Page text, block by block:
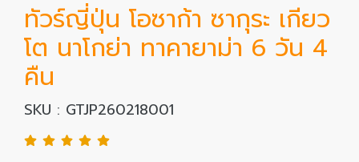
ทัวร์ญี่ปุ่น โอซาก้า ซากุระ เกียว
โต นาโกย่า ทาคายาม่า 6 วัน 4
คืน
SKU : GTJP260218001